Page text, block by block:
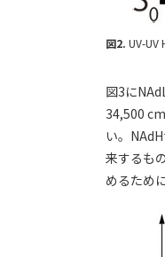
図2. UV-UV
図3に
34,500 cm
い。NAdH
来するも
めるため